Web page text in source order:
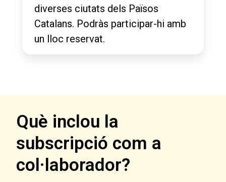
diverses ciutats dels Països
Catalans. Podràs participar-hi amb
un lloc reservat.
Què inclou la
subscripció com a
col·laborador?